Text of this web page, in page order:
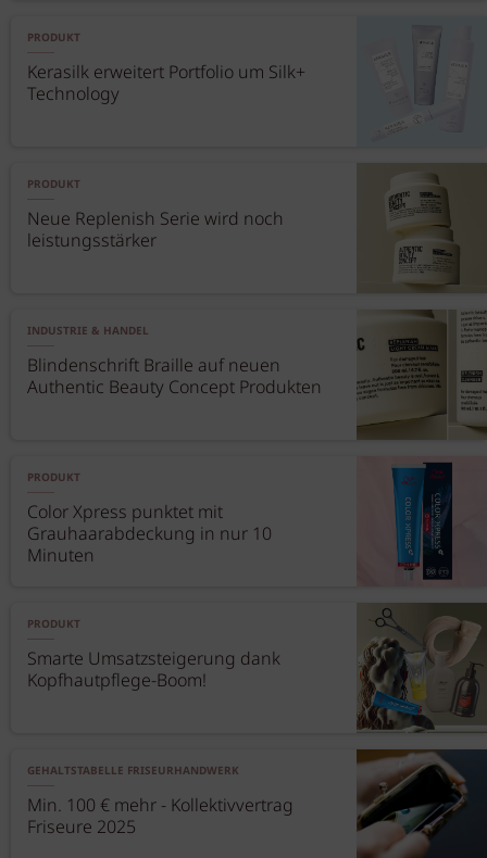
PRODUKT
Kerasilk erweitert Portfolio um Silk+
Technology
PRODUKT
Neue Replenish Serie wird noch
leistungsstärker
INDUSTRIE & HANDEL
Blindenschrift Braille auf neuen
Authentic Beauty Concept Produkten
PRODUKT
Color Xpress punktet mit
Grauhaarabdeckung in nur 10
Minuten
PRODUKT
Smarte Umsatzsteigerung dank
Kopfhautpflege-Boom!
GEHALTSTABELLE FRISEURHANDWERK
Min. 100 € mehr - Kollektivvertrag
Friseure 2025